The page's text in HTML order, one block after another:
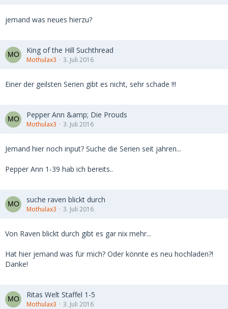
jemand was neues hierzu?
King of the Hill Suchthread
Mothulax3 3. Juli 2016
Einer der geilsten Serien gibt es nicht, sehr schade !!!
Pepper Ann &amp; Die Prouds
Mothulax3 3. Juli 2016
Jemand hier noch input? Suche die Serien seit jahren...
Pepper Ann 1-39 hab ich bereits..
suche raven blickt durch
Mothulax3 3. Juli 2016
Von Raven blickt durch gibt es gar nix mehr...
Hat hier jemand was für mich? Oder könnte es neu hochladen?!
Danke!
Ritas Welt Staffel 1-5
Mothulax3 3. Juli 2016